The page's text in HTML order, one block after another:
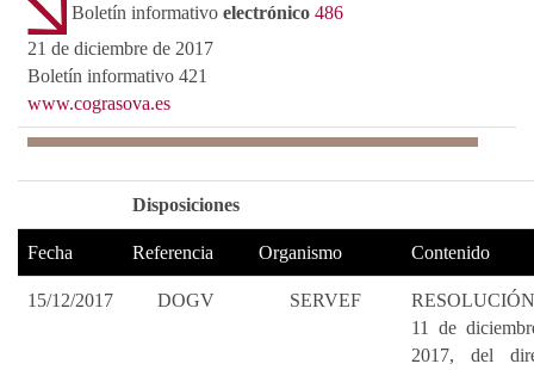
Boletín informativo electrónico 486
21 de diciembre de 2017
Boletín informativo 421
www.cograsova.es
Disposiciones
Fecha Referencia Organismo Contenido
15/12/2017 DOGV SERVEF
11 de
2017, del